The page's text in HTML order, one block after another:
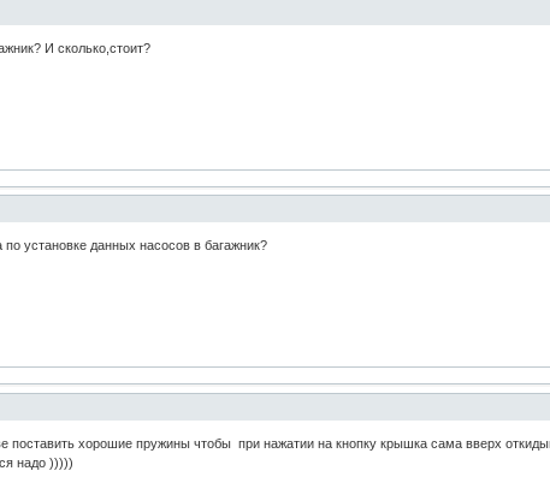
И сколько,стоит?
по установке данных насосов в багажник?
поставить хорошие пружины чтобы при нажатии на кнопку крышка сама вверх
надо )))))